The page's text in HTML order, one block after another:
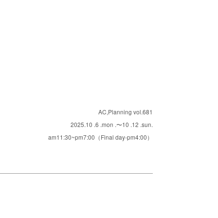
AC,Planning vol.681
2025.10 .6 .mon .〜10 .12 .sun.
am11:30~pm7:00（Final day-pm4:00）